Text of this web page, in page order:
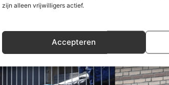
zijn alleen vrijwilligers actief.
Accepteren